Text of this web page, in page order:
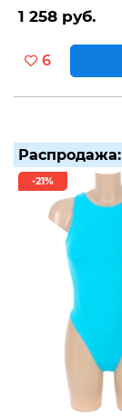
1 258 руб.
6
Распродажа:
-21%